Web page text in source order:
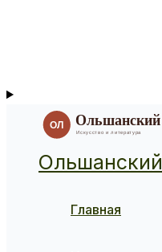
Ольшанский
Главная